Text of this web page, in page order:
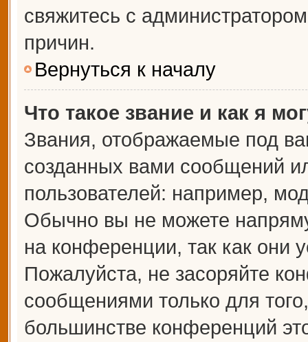
свяжитесь с
причин.
Вернуться к началу
Что такое звание и как я
Звания, отображаемые под
созданных вами сообщений
пользователей: например,
Обычно вы не можете
на конференции, так как они
Пожалуйста, не засоряйте
сообщениями только для
большинстве конференций